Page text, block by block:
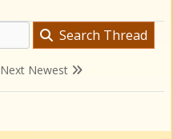
Search Thread
Next Newest